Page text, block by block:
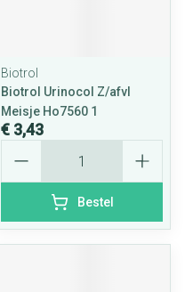
Biotrol
Biotrol Urinocol Z/afvl
Meisje Ho7560 1
€ 3,43
Bestel